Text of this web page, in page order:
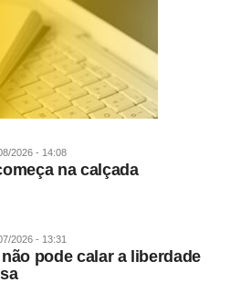
MT entrega novilhas a
de 10 municípios da
LinkedIn
Share
2026 - 14:08
na calçada
2026 - 13:31
pode calar a liberdade